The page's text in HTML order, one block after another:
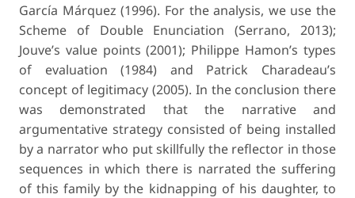
García Márquez (1996). For the analysis, we use the
Scheme of Double Enunciation (Serrano, 2013);
Jouve’s value points (2001); Philippe Hamon’s types
of evaluation (1984) and Patrick Charadeau’s
concept of legitimacy (2005). In the conclusion there
was demonstrated that the narrative and
argumentative strategy consisted of being installed
by a narrator who put skillfully the reflector in those
sequences in which there is narrated the suffering
of this family by the kidnapping of his daughter, to